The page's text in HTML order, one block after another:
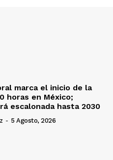
marca el inicio de la
horas en México;
escalonada hasta 2030
- 5 Agosto, 2026